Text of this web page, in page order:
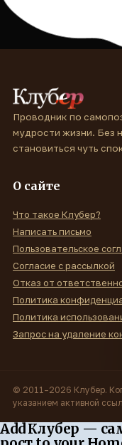
Проводник по
мудрости жизни. Без
становиться чуть
О сайте
Что такое Клубер?
Написать письмо
Пользовательское
Согласие с рассылкой
Отказ от
Политика
Политика
Запрос на удаление
© 2011–2026 Клубер.
указанием активной
Add Клубер —